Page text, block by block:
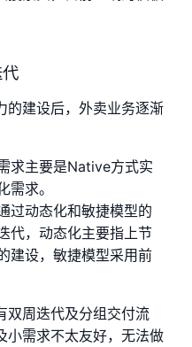
的建设后，外卖业务逐渐
求主要是Native方式实
需求。
过动态化和敏捷模型的
代，动态化主要指上节
建设，敏捷模型采用前
双周迭代及分组交付流
小需求不太友好，无法做